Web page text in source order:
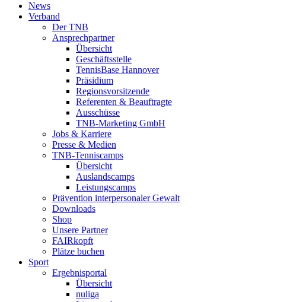
News
Verband
Der TNB
Ansprechpartner
Übersicht
Geschäftsstelle
TennisBase Hannover
Präsidium
Regionsvorsitzende
Referenten & Beauftragte
Ausschüsse
TNB-Marketing GmbH
Jobs & Karriere
Presse & Medien
TNB-Tenniscamps
Übersicht
Auslandscamps
Leistungscamps
Prävention interpersonaler Gewalt
Downloads
Shop
Unsere Partner
FAIRkopft
Plätze buchen
Sport
Ergebnisportal
Übersicht
nuliga